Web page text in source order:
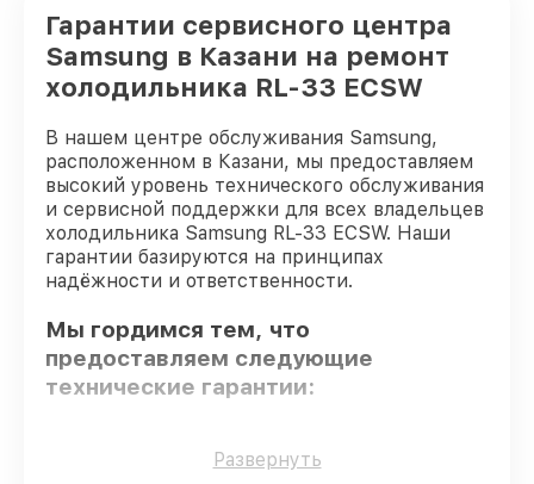
Гарантии сервисного центра
Samsung в Казани на ремонт
холодильника RL-33 ECSW
В нашем центре обслуживания Samsung,
расположенном в Казани, мы предоставляем
высокий уровень технического обслуживания
и сервисной поддержки для всех владельцев
холодильника Samsung RL-33 ECSW. Наши
гарантии базируются на принципах
надёжности и ответственности.
Мы гордимся тем, что
предоставляем следующие
технические гарантии:
Использование оригинальных
Развернуть